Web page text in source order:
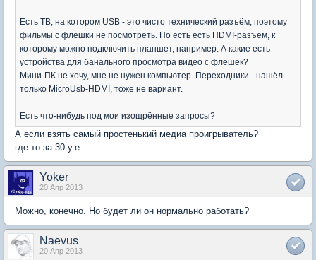
Есть ТВ, на котором USB - это чисто технический разъём, поэтому
фильмы с флешки не посмотреть. Но есть есть HDMI-разъём, к
которому можно подключить планшет, например. А какие есть
устройства для банального просмотра видео с флешек?
Мини-ПК не хочу, мне не нужен компьютер. Переходники - нашёл
только MicroUsb-HDMI, тоже не вариант.
Есть что-нибудь под мои изощрённые запросы?
А если взять самый простенький медиа проигрыватель?
где то за 30 у.е.
Yoker
20 Апр 2013
Можно, конечно. Но будет ли он нормально работать?
Naevus
20 Апр 2013